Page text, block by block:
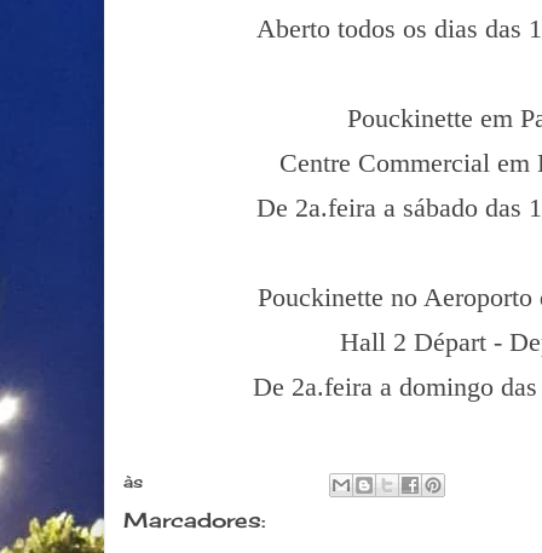
Aberto todos os dias das
Pouckinette em
Centre Commercial em
De 2a.feira a sábado das
Pouckinette no
Hall 2 Départ -
De 2a.feira a domingo
às
Marcadores: